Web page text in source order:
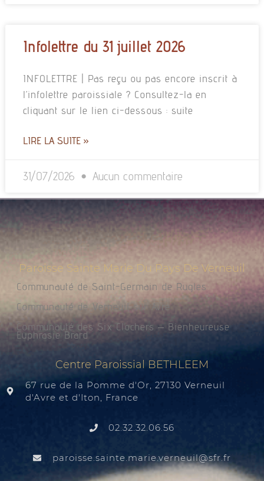
Infolettre du 31 juillet 2026
INFOLETTRE | Pas reçu ou pas encore inscrit à
l’infolettre paroissiale ? Consultez-la en
cliquant sur le lien ci-dessous : suite
LIRE LA SUITE »
31/07/2026 Aucun commentaire
Paroisse Sainte Marie Du Pays De Verneuil
Communauté de Saint-Germain de Rugles
Communauté de Verneuil sur Avre
Communauté des Six Clochers – Bienheureuse
Euphrasie Brard
Centre Paroissial BETHLEEM
67 rue de la Pomme d'Or, 27130 Verneuil
d'Avre et d'Iton, France
02.32.32.06.56
rf.rfs
@liuenrev.eiram.etnias.essiorap